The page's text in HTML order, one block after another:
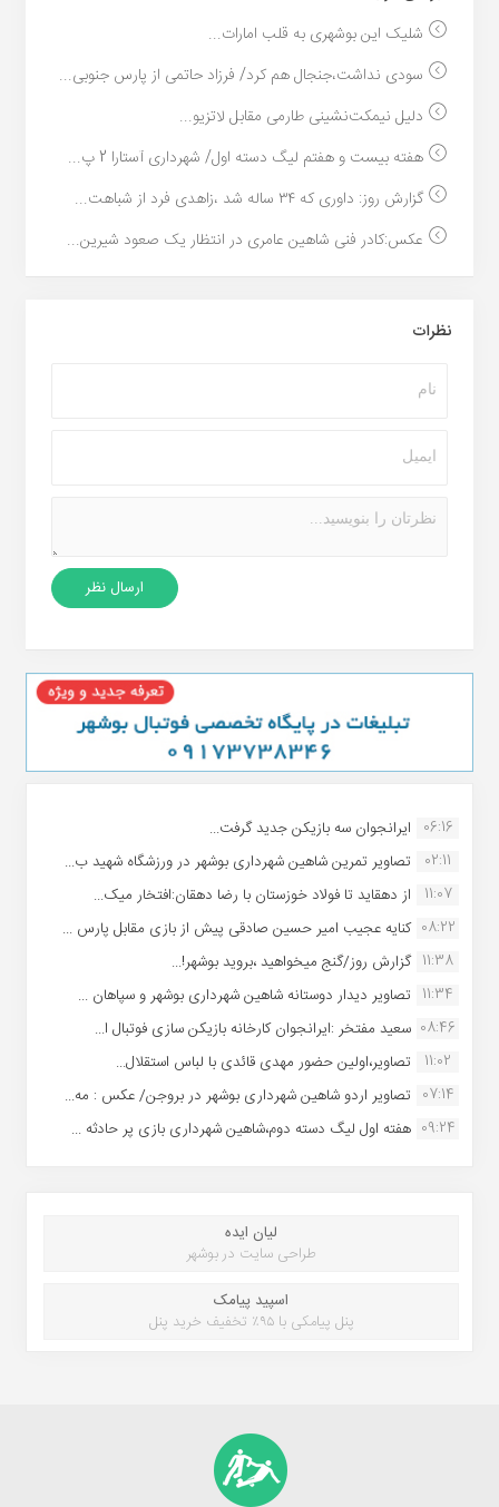
شلیک این بوشهری به قلب امارات...
سودی نداشت،جنجال هم کرد/ فرزاد حاتمی از پارس جنوبی...
دلیل نیمکت‌نشینی طارمی مقابل لاتزیو...
هفته بیست و هفتم لیگ دسته اول/ شهرداری آستارا 2 پ...
گزارش روز: داوری که ۳۴ ساله شد ،زاهدی فرد از شباهت...
عکس:کادر فنی شاهین عامری در انتظار یک صعود شیرین...
نظرات
06:16 ایرانجوان سه بازیکن جدید گرفت...
02:11
تصاویر تمرین شاهین شهردارى بوشهر در ورزشگاه شهید ب...
11:07
از دهقاید تا فولاد خوزستان با رضا دهقان:افتخار میک...
08:22 کنایه عجیب امیر حسین صادقی پیش از بازی مقابل پارس ...
11:38 گزارش روز/گنج میخواهید ،بروید بوشهر!...
11:34 تصاویر دیدار دوستانه شاهین شهردارى بوشهر و سپاهان ...
08:46 سعید مفتخر :ایرانجوان کارخانه بازیکن سازی فوتبال ا...
11:02
تصاویر،اولین حضور مهدی قائدی با لباس استقلال...
07:14 تصاویر اردو شاهین شهرداری بوشهر در بروجن/ عکس : مه...
09:24 هفته اول لیگ دسته دوم،شاهین شهرداری بازی پر حادثه ...
لیان ایده
طراحی سایت در بوشهر
اسپید پیامک
پنل پیامکی با ۹۵٪ تخفیف خرید پنل